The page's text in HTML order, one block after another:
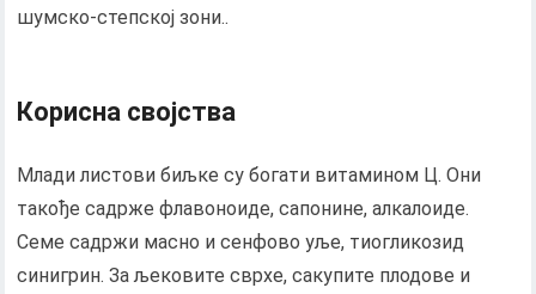
шумско-степској зони..
Корисна својства
Млади листови биљке су богати витамином Ц. Они
такође садрже флавоноиде, сапонине, алкалоиде.
Семе садржи масно и сенфово уље, тиогликозид
синигрин. За љековите сврхе, сакупите плодове и